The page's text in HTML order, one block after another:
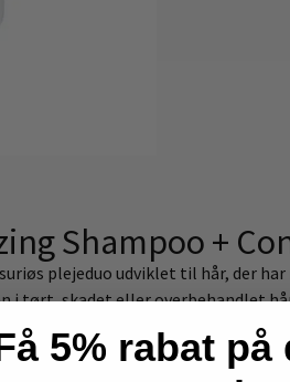
Shampoo +
plejeduo udviklet til hår, der
tørt, skadet eller overbehandlet
formel baseret på provitamin
5% rabat på